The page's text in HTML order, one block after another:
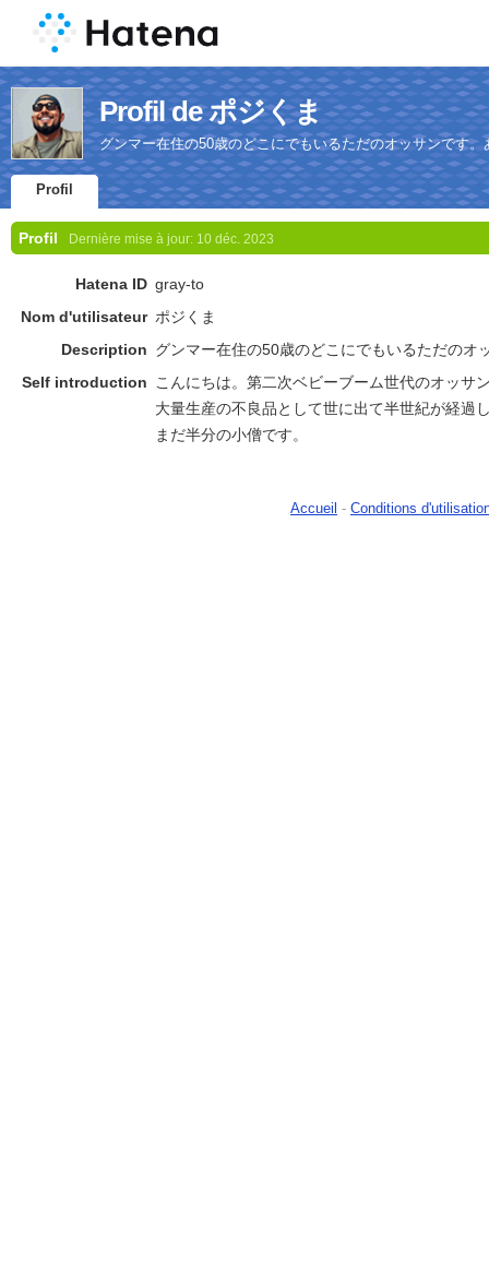
Profil de ポジくま
グンマー在住の50歳のどこにでもいるただのオッサンです
Profil
Profil Dernière mise à jour: 10 déc. 2023
Hatena ID gray-to
Nom d'utilisateur ポジくま
Description グンマー在住の50歳のどこにでもいるただのオ
Self introduction こんにちは。第二次ベビーブーム世代のオッサ
大量生産の不良品として世に出て半世紀が経過
まだ半分の小僧です。
Accueil - Conditions